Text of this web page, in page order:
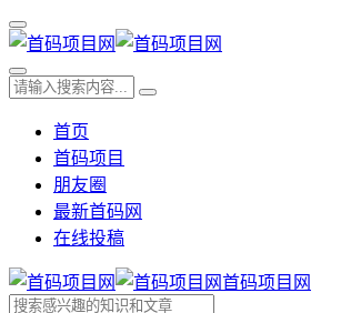
首页
首码项目
朋友圈
最新首码网
在线投稿
首码项目网